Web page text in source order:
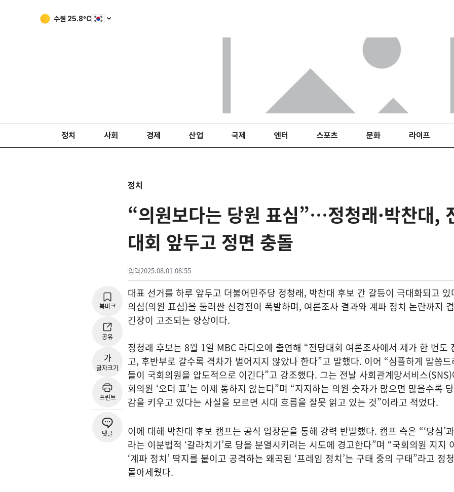
수원 25.8ºC
정치 사회 경제 산업 국제 엔터 스포츠 문화 라이프
정치
“의원보다는 당원 표심”…정청래·박찬대,
대회 앞두고 정면 충돌
입력2025.08.01 08:55
북마크
공유
가
글자크기
프린트
댓글
대표 선거를 하루 앞두고 더불어민주당 정청래, 박찬대 후보 간 갈등이 극대화되고 있
의심(의원 표심)을 둘러싼 신경전이 폭발하며, 여론조사 결과와 계파 정치 논란까지
긴장이 고조되는 양상이다.
정청래 후보는 8월 1일 MBC 라디오에 출연해 “전당대회 여론조사에서 제가 한 번도
고, 후반부로 갈수록 격차가 벌어지지 않았나 한다”고 말했다. 이어 “심플하게 말씀드
들이 국회의원을 압도적으로 이긴다”고 강조했다. 그는 전날 사회관계망서비스
회의원 ‘오더 표’는 이제 통하지 않는다”며 “지지하는 의원 숫자가 많으면 많을수록
감을 키우고 있다는 사실을 모르면 시대 흐름을 잘못 읽고 있는 것”이라고 적었다.
이에 대해 박찬대 후보 캠프는 공식 입장문을 통해 강력 반발했다. 캠프 측은 “‘당심’과
라는 이분법적 ‘갈라치기’로 당을 분열시키려는 시도에 경고한다”며 “국회의원 지지
‘계파 정치’ 딱지를 붙이고 공격하는 왜곡된 ‘프레임 정치’는 구태 중의 구태”라고 정
몰아세웠다.